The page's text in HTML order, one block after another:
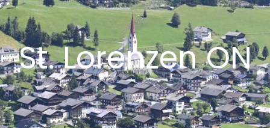
St. Lorenzen ON